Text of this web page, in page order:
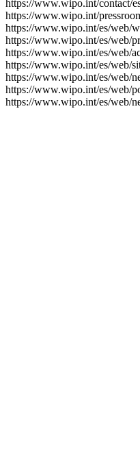
https://www.wipo.int/contact/
https://www.wipo.int/
https://www.wipo.int/es/web/
https://www.wipo.int/es/web/
https://www.wipo.int/es/web/
https://www.wipo.int/es/web/
https://www.wipo.int/es/web/
https://www.wipo.int/es/web/
https://www.wipo.int/es/web/